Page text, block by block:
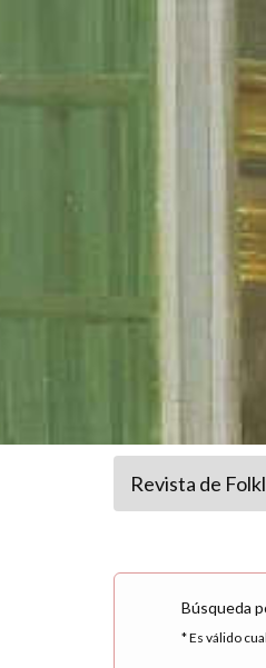
Revista de
Búsqueda
* Es válido